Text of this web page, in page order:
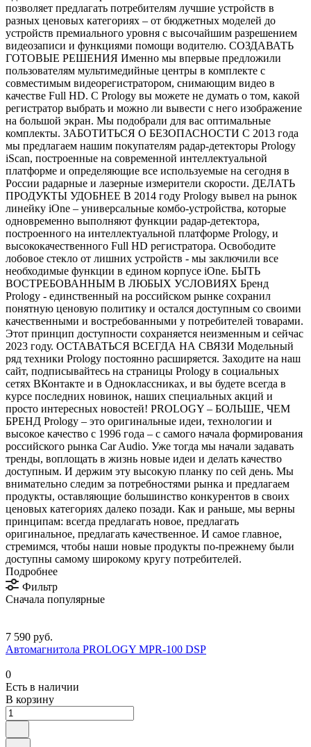
позволяет предлагать потребителям лучшие устройств в
разных ценовых категориях – от бюджетных моделей до
устройств премиального уровня с высочайшим разрешением
видеозаписи и функциями помощи водителю. СОЗДАВАТЬ
ГОТОВЫЕ РЕШЕНИЯ Именно мы впервые предложили
пользователям мультимедийные центры в комплекте с
совместимым видеорегистратором, снимающим видео в
качестве Full HD. С Prology вы можете не думать о том, какой
регистратор выбрать и можно ли вывести с него изображение
на большой экран. Мы подобрали для вас оптимальные
комплекты. ЗАБОТИТЬСЯ О БЕЗОПАСНОСТИ С 2013 года
мы предлагаем нашим покупателям радар-детекторы Prology
iScan, построенные на современной интеллектуальной
платформе и определяющие все используемые на сегодня в
России радарные и лазерные измерители скорости. ДЕЛАТЬ
ПРОДУКТЫ УДОБНЕЕ В 2014 году Prology вывел на рынок
линейку iOne – универсальные комбо-устройства, которые
одновременно выполняют функции радар-детектора,
построенного на интеллектуальной платформе Prology, и
высококачественного Full HD регистратора. Освободите
лобовое стекло от лишних устройств - мы заключили все
необходимые функции в едином корпусе iOne. БЫТЬ
ВОСТРЕБОВАННЫМ В ЛЮБЫХ УСЛОВИЯХ Бренд
Prology - единственный на российском рынке сохранил
понятную ценовую политику и остался доступным со своими
качественными и востребованными у потребителей товарами.
Этот принцип доступности сохраняется неизменным и сейчас
2023 году. ОСТАВАТЬСЯ ВСЕГДА НА СВЯЗИ Модельный
ряд техники Prology постоянно расширяется. Заходите на наш
сайт, подписывайтесь на страницы Prology в социальных
сетях ВКонтакте и в Одноклассниках, и вы будете всегда в
курсе последних новинок, наших специальных акций и
просто интересных новостей! PROLOGY – БОЛЬШЕ, ЧЕМ
БРЕНД Prology – это оригинальные идеи, технологии и
высокое качество с 1996 года – с самого начала формирования
российского рынка Car Audio. Уже тогда мы начали задавать
тренды, воплощать в жизнь новые идеи и делать качество
доступным. И держим эту высокую планку по сей день. Мы
внимательно следим за потребностями рынка и предлагаем
продукты, оставляющие большинство конкурентов в своих
ценовых категориях далеко позади. Как и раньше, мы верны
принципам: всегда предлагать новое, предлагать
оригинальное, предлагать качественное. И самое главное,
стремимся, чтобы наши новые продукты по-прежнему были
доступны самому широкому кругу потребителей.
Подробнее
Фильтр
Сначала популярные
7 590 руб.
Автомагнитола PROLOGY MPR-100 DSP
0
Есть в наличии
В корзину